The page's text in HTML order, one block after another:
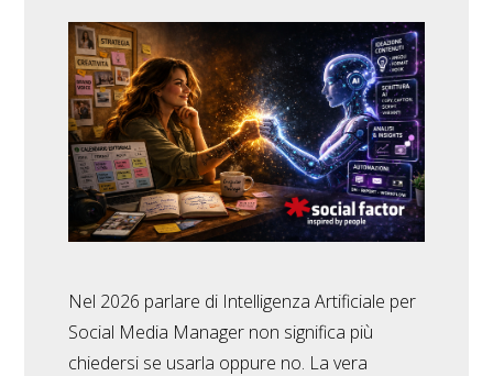
Nel 2026 parlare di Intelligenza Artificiale per
Social Media Manager non significa più
chiedersi se usarla oppure no. La vera